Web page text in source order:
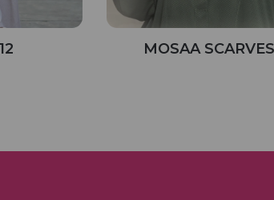
MOSAA SCARVES